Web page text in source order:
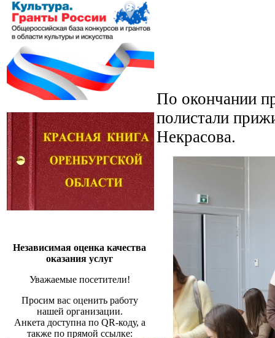
Независимая оценка качества
оказания услуг
Уважаемые посетители!
Просим вас оценить работу
нашей организации.
Анкета доступна по QR-коду, а
также по прямой ссылке:
По окончании
полистали
Некрасова.